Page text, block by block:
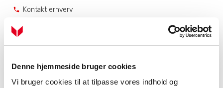
Denne hjemmeside bruger cookies
Vi bruger cookies til at tilpasse vores indhold og
phone Kontakt erhverv
Service
Dit serviceabonnement
Bestil serviceabonnement